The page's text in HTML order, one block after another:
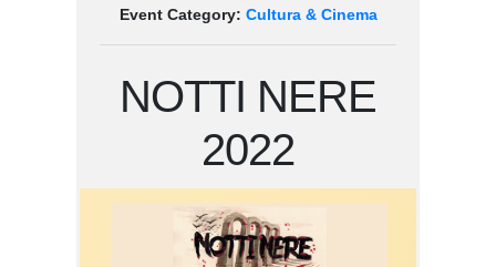
Event Category: Cultura & Cinema
NOTTI NERE
2022